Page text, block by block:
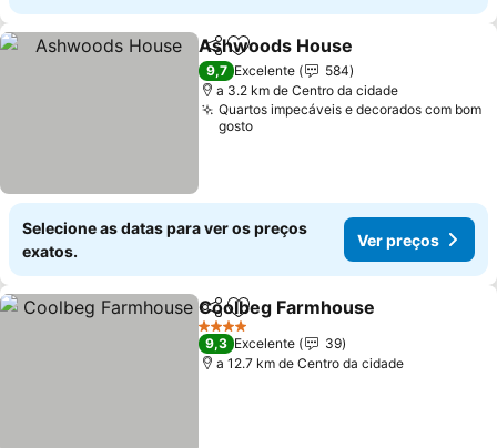
PartilharAdicionar aos favoritos
Ashwoods House
9,7 Excelente
584
a 3.2 km de Centro da cidade
Quartos impecáveis e decorados com bom
gosto
Selecione as datas para ver os preços
exatos.
Ver preços
PartilharAdicionar aos favoritos
Coolbeg Farmhouse
4 Estrelas
9,3 Excelente
39
a 12.7 km de Centro da cidade